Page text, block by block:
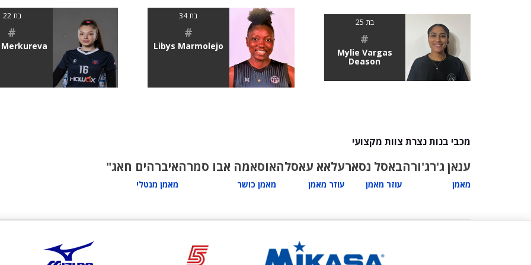
בת 25
#
Mylie Vargas
Deason
בת 34
#
Libys Marmolejo
בת 22
#
מכבי בנות נצרת צוות מקצועי
ענאן ג'רג'ורה
מאמן
באסל נסאר
עוזר מאמן
עלאא עאסלה
עוזר מאמן
אוסאמה אבו סמרה
מאמן כושר
איברהים חאג"
מאמן מנטלי